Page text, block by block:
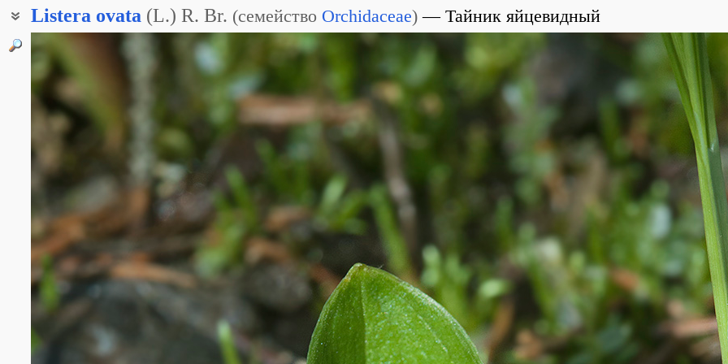
Listera ovata (L.) R. Br. (семейство Orchidaceae) Тайник яйцевидный
Гнездовка яйцевидная
Тайник овальный